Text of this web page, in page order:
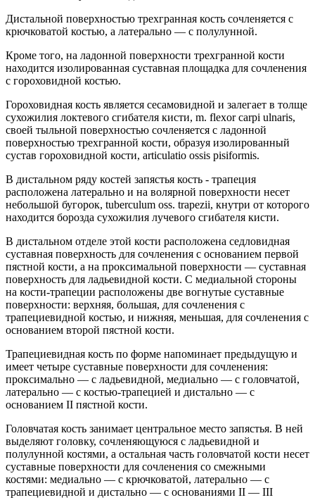
Дистальной поверхностью трехгранная кость сочленяется с
крючковатой костью, а латерально — с полулунной.
Кроме того, на ладонной поверхности трехгранной кости
находится изолированная суставная площадка для сочленения
с гороховидной костью.
Гороховидная кость является сесамовидной и залегает в толще
сухожилия локтевого сгибателя кисти, m. flexor carpi ulnaris,
своей тыльной поверхностью сочленяется с ладонной
поверхностью трехгранной кости, образуя изолированный
сустав гороховидной кости, articulatio ossis pisiformis.
В дистальном ряду костей запястья кость - трапеция
расположена латерально и на волярной поверхности несет
небольшой бугорок, tuberculum oss. trapezii, кнутри от которого
находится борозда сухожилия лучевого сгибателя кисти.
В дистальном отделе этой кости расположена седловидная
суставная поверхность для сочленения с основанием первой
пястной кости, а на проксимальной поверхности — суставная
поверхность для ладьевидной кости. С медиальной стороны
на кости-трапеции расположены две вогнутые суставные
поверхности: верхняя, большая, для сочленения с
трапециевидной костью, и нижняя, меньшая, для сочленения с
основанием второй пястной кости.
Трапециевидная кость по форме напоминает предыдущую и
имеет четыре суставные поверхности для сочленения:
проксимально — с ладьевидной, медиально — с головчатой,
латерально — с костью-трапецией и дистально — с
основанием II пястной кости.
Головчатая кость занимает центральное место запястья. В ней
выделяют головку, сочленяющуюся с ладьевидной и
полулунной костями, а остальная часть головчатой кости несет
суставные поверхности для сочленения со смежными
костями: медиально — с крючковатой, латерально — с
трапециевидной и дистально — с основаниями II — III